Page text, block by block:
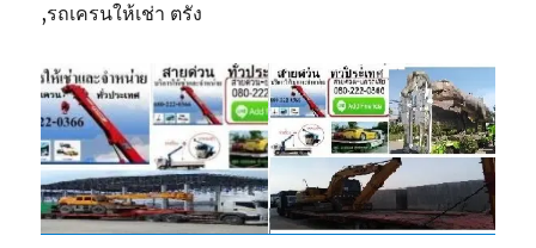
,รถเครนให้เช่า ตรัง